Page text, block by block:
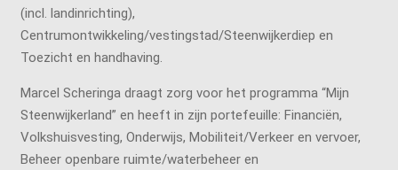
(incl. landinrichting),
Centrumontwikkeling/vestingstad/Steenwijkerdiep en
Toezicht en handhaving.
Marcel Scheringa draagt zorg voor het programma “Mijn
Steenwijkerland” en heeft in zijn portefeuille: Financiën,
Volkshuisvesting, Onderwijs, Mobiliteit/Verkeer en vervoer,
Beheer openbare ruimte/waterbeheer en